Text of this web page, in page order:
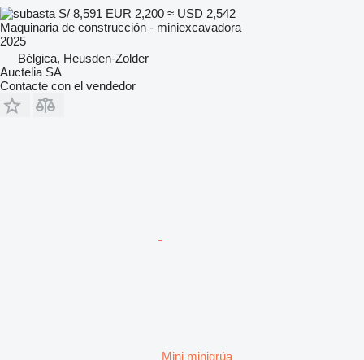
S/ 8,591 EUR 2,200 ≈ USD 2,542
Maquinaria de construcción - miniexcavadora
2025
Bélgica, Heusden-Zolder
Auctelia SA
Contacte con el vendedor
Mini minigrúa